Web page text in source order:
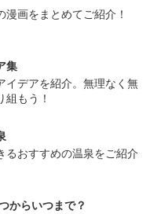
画をまとめてご紹介！
集
イデアを紹介。無理なく無
もう！
るおすすめの温泉をご紹介
からいつまで？